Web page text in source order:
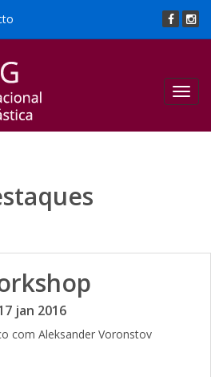
jan 2016
com Aleksander Voronstov